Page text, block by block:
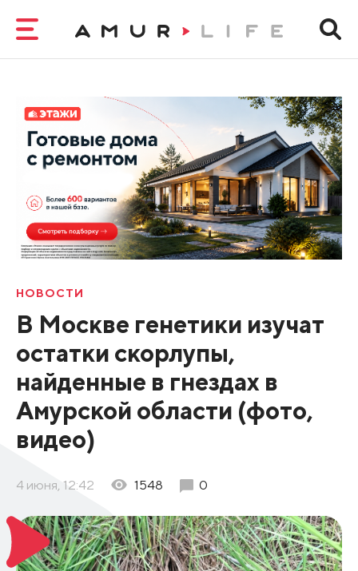
НОВОСТИ
В Москве генетики изучат
остатки скорлупы,
найденные в гнездах в
Амурской области (фото,
видео)
4 июня, 12:42 1548 0